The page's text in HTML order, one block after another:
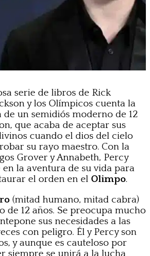
serie de libros de Rick
y los Olímpicos cuenta la
un semidiós moderno de 12
que acaba de aceptar sus
cuando el dios del cielo
su rayo maestro. Con la
Grover y Annabeth, Percy
la aventura de su vida para
el orden en el Olimpo.
(mitad humano, mitad cabra)
de 12 años. Se preocupa mucho
sus necesidades a las
con peligro. Él y Percy son
y aunque es cauteloso por
siempre se unirá a la lucha